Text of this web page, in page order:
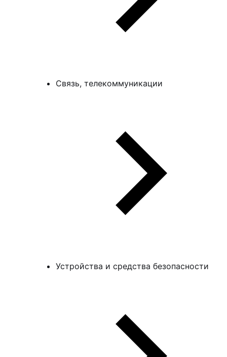
Связь, телекоммуникации
Устройства и средства безопасности